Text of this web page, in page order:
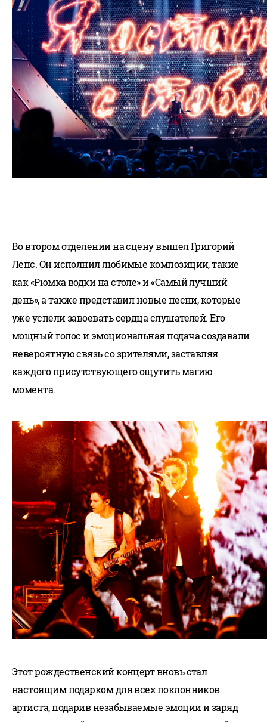
Во втором отделении на сцену вышел Григорий
Лепс. Он исполнил любимые композиции, такие
как «Рюмка водки на столе» и «Самый лучший
день», а также представил новые песни, которые
уже успели завоевать сердца слушателей. Его
мощный голос и эмоциональная подача создавали
невероятную связь со зрителями, заставляя
каждого присутствующего ощутить магию
момента.
Этот рождественский концерт вновь стал
настоящим подарком для всех поклонников
артиста, подарив незабываемые эмоции и заряд